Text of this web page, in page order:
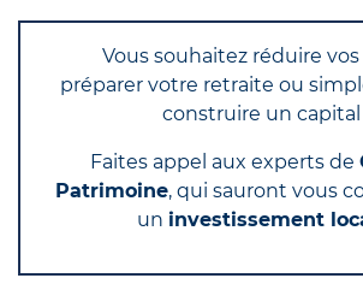
Vous souhaitez réduire
préparer votre retraite ou
construire un capital
Faites appel aux experts de
Patrimoine, qui sauront vous
un investissement